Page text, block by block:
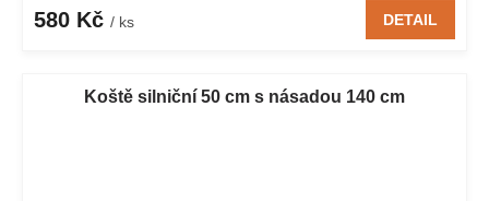
580 Kč / ks DETAIL
Koště silniční 50 cm s násadou 140 cm